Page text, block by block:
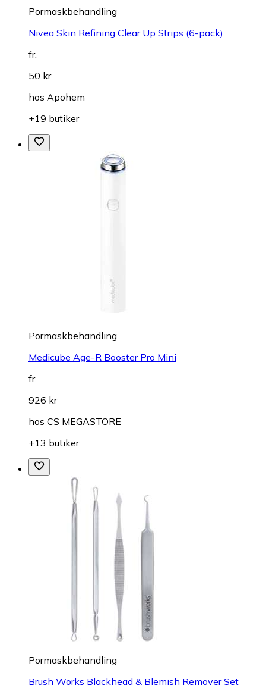
Pormaskbehandling
Nivea Skin Refining Clear Up Strips (6-pack)
fr.
50 kr
hos Apohem
+19 butiker
Pormaskbehandling
Medicube Age-R Booster Pro Mini
fr.
926 kr
hos CS MEGASTORE
+13 butiker
Pormaskbehandling
Brush Works Blackhead & Blemish Remover Set